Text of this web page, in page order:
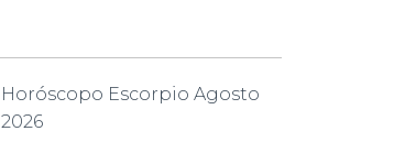
Horóscopo Escorpio Agosto
2026